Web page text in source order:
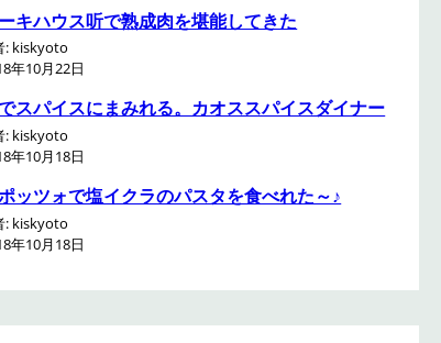
キハウス听で熟成肉を堪能してきた
: kiskyoto
年10月22日
スパイスにまみれる。カオススパイスダイナー
: kiskyoto
年10月18日
ッツォで塩イクラのパスタを食べれた～♪
: kiskyoto
年10月18日